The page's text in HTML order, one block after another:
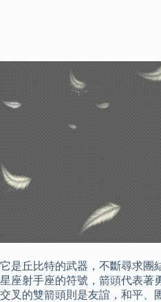
它是丘比特的武器，不斷尋求團
星座射手座的符號，箭頭代表著
交叉的雙箭頭則是友誼，和平、